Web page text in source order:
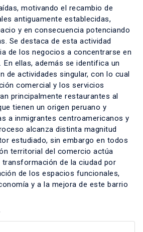
motivando el recambio de
antiguamente establecidas,
y en consecuencia potenciando
Se destaca de esta actividad
de los negocios a concentrarse en
ellas, además se identifica un
de actividades singular, con lo cual
comercial y los servicios
principalmente restaurantes al
tienen un origen peruano y
a inmigrantes centroamericanos y
alcanza distinta magnitud
estudiado, sin embargo en todos
territorial del comercio actúa
de la ciudad por
de los espacios funcionales,
y a la mejora de este barrio